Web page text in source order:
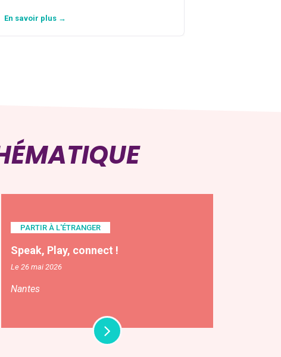
En savoir plus →
PARTIR À L'ÉTRANGER
Speak, Play, connect !
Le 26 mai 2026
Nantes